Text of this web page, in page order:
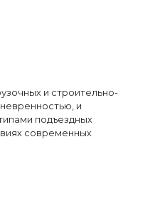
и строительно-
и
подъездных
современных